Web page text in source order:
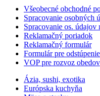
Všeobecné obchodné
Spracovanie osobných
Spracovanie os.
Reklamačný poriadok
Reklamačný formulár
Formulár pre
VOP pre rozvoz obedov
Ázia, sushi, exotika
Európska kuchyňa